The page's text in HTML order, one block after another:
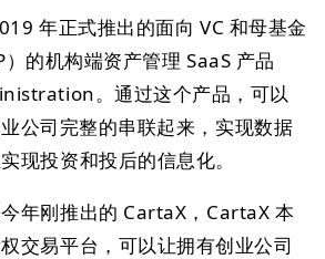
年正式推出的面向 VC 和母基金
）的机构端资产管理 SaaS 产品
。通过这个产品，可以
公司完整的串联起来，实现数据
现投资和投后的信息化。
年刚推出的 CartaX，CartaX 本
交易平台，可以让拥有创业公司